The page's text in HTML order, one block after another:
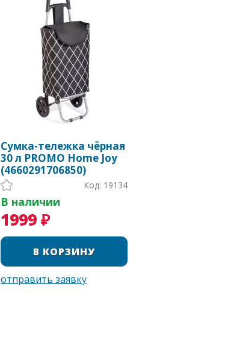
Сумка-тележка чёрная
30 л PROMO Home Joy
(4660291706850)
Код: 19134
В наличии
1999 ₽